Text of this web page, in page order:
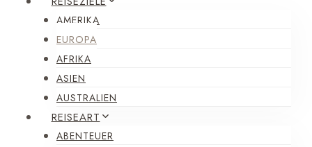
AMERIKA
EUROPA
AFRIKA
ASIEN
AUSTRALIEN
REISEART
ABENTEUER